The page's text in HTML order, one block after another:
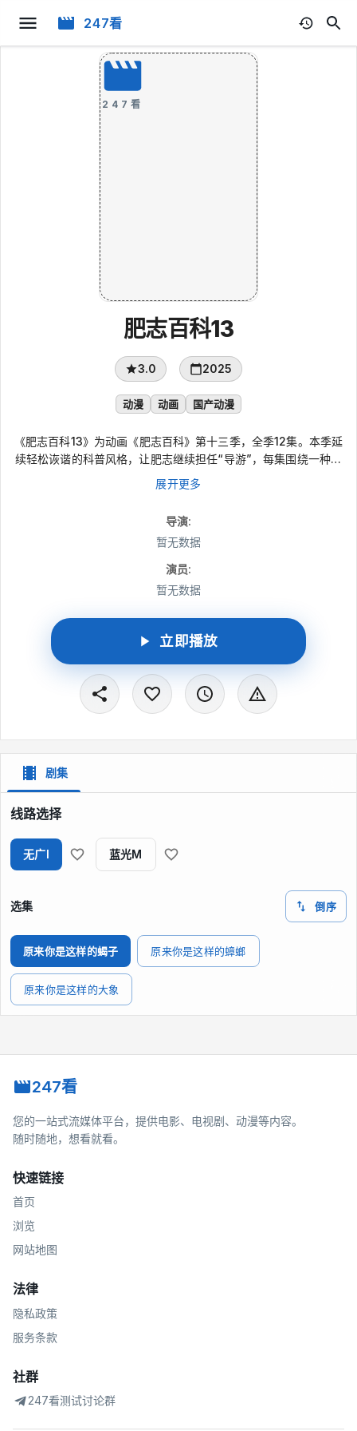
247看
247看
肥志百科13
3.0 2025
动漫 动画 国产动漫
《肥志百科13》为动画《肥志百科》第十三季，全季12集。本季延
续轻松诙谐的科普风格，让肥志继续担任“导游”，每集围绕一种动
物展开讲述：既有日常可见的蝴蝶、鸭子，也有蝎子、鸭嘴兽等带
着神秘感的物种，还会谈到蝗虫、袋鼠等与人类生活、自然环境产
展开更多
导演:
暂无数据
演员:
暂无数据
立即播放
剧集
线路选择
无广I 蓝光M
选集 倒序
原来你是这样的蝎子 原来你是这样的蟑螂
原来你是这样的大象
247看
您的一站式流媒体平台，提供电影、电视剧、动漫等内容。
随时随地，想看就看。
快速链接
首页
浏览
网站地图
法律
隐私政策
服务条款
社群
247看测试讨论群